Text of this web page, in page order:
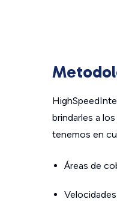
brindarles a
tenemos en
Áreas de